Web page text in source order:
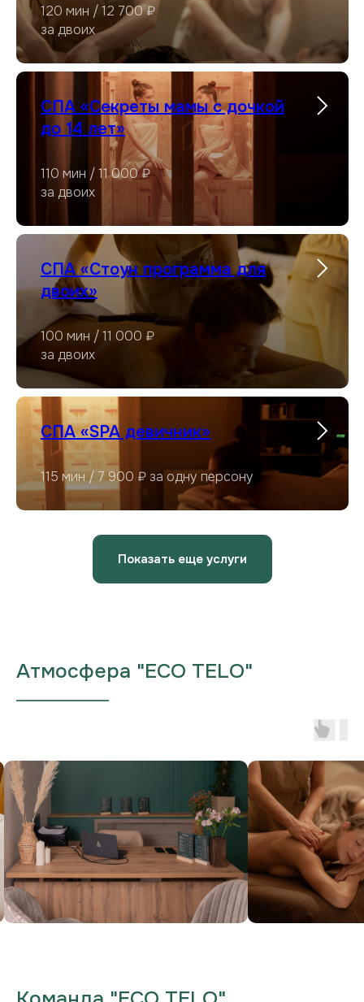
120 мин / 12 700 ₽
за двоих
СПА «Секреты мамы с дочкой
до 14 лет»
110 мин / 11 000 ₽
за двоих
СПА «Стоун программа для
двоих»
100 мин / 11 000 ₽
за двоих
СПА «SPA девичник»
115 мин / 7 900 ₽ за одну персону
Показать еще услуги
Атмосфера "ECO TELO"
___________________